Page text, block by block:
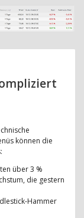
können die
über 3 %
die gestern
Hammer